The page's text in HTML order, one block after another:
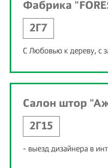
Фабрика
2Г7
С Любовью к дереву, с
Салон штор
2Г15
- выезд дизайнера в